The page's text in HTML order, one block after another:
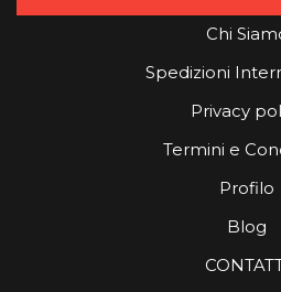
Chi
Spedizioni
Privacy
Termini e
Profilo
Blog